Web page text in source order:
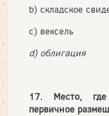
b) складское
c) вексель
d) облигация
17. Место, где
первичное